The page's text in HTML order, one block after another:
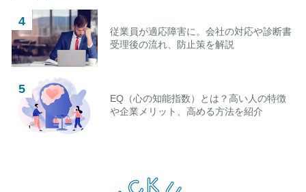
従業員が適応障害に。会社の対応や診断書
受理後の流れ、防止策を解説
EQ（心の知能指数）とは？高い人の特徴
や企業メリット、高める方法を紹介